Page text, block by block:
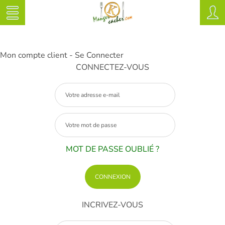
Mon compte client - Se Connecter
CONNECTEZ-VOUS
MOT DE PASSE OUBLIÉ ?
INCRIVEZ-VOUS